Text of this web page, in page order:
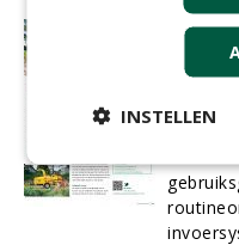
Begin
INSTELLEN